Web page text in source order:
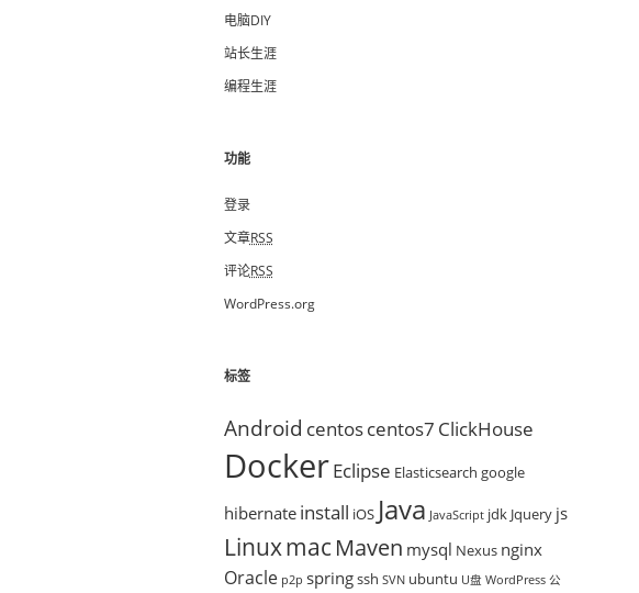
电脑DIY
站长生涯
编程生涯
功能
登录
文章RSS
评论RSS
WordPress.org
标签
Android centoscentos7 ClickHouse
DockerEclipse Elasticsearch google
hibernate install iOS Java JavaScript jdk Jquery js
LinuxmacMaven mysql Nexus nginx
Oracle p2p springssh SVN ubuntu U盘 WordPress 公